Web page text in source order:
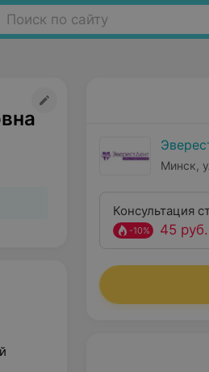
Поиск по сайту
Минск,
Консультация
-10% 45 руб.